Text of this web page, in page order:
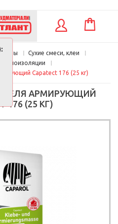
КОРЗИНА
Сухие смеси, клеи
теплоизоляции
Capatect 176 (25 кг)
АРМИРУЮЩИЙ
176 (25 КГ)